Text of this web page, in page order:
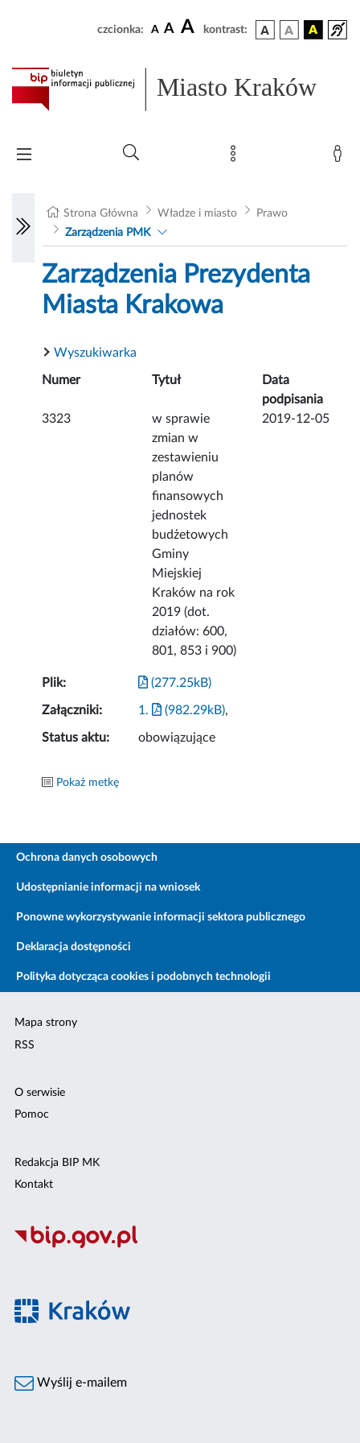
czcionka: A A A kontrast:
Miasto Kraków
Strona Główna Władze i miasto
Prawo
Zarządzenia PMK
Zarządzenia Prezydenta
Miasta Krakowa
Wyszukiwarka
Numer Tytuł
Data
podpisania
3323
w sprawie
zmian w
zestawieniu
planów
finansowych
jednostek
budżetowych
Gminy
Miejskiej
Kraków na rok
2019 (dot.
działów: 600,
801, 853 i 900)
2019-12-05
Plik: (277.25kB)
Załączniki: 1. (982.29kB),
Status aktu: obowiązujące
Pokaż metkę
Ochrona danych osobowych
Udostępnianie informacji na wniosek
Ponowne wykorzystywanie informacji sektora publicznego
Deklaracja dostępności
Polityka dotycząca cookies i podobnych technologii
Mapa strony
RSS
O serwisie
Pomoc
Redakcja BIP MK
Kontakt
Wyślij e-mailem